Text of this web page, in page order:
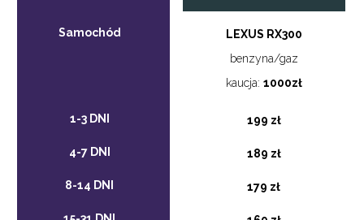
LEXUS RX300
benzyna/gaz
kaucja: 1000zł
199 zł
189 zł
179 zł